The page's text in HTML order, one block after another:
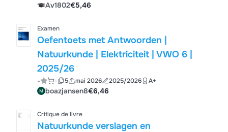
Av1802€5,46
Examen
Oefentoets met Antwoorden |
Natuurkunde | Elektriciteit | VWO 6 |
2025/26
- - 5 mai 2026 2025/2026 A+
boazjansen8€6,46
Critique de livre
Natuurkunde verslagen en